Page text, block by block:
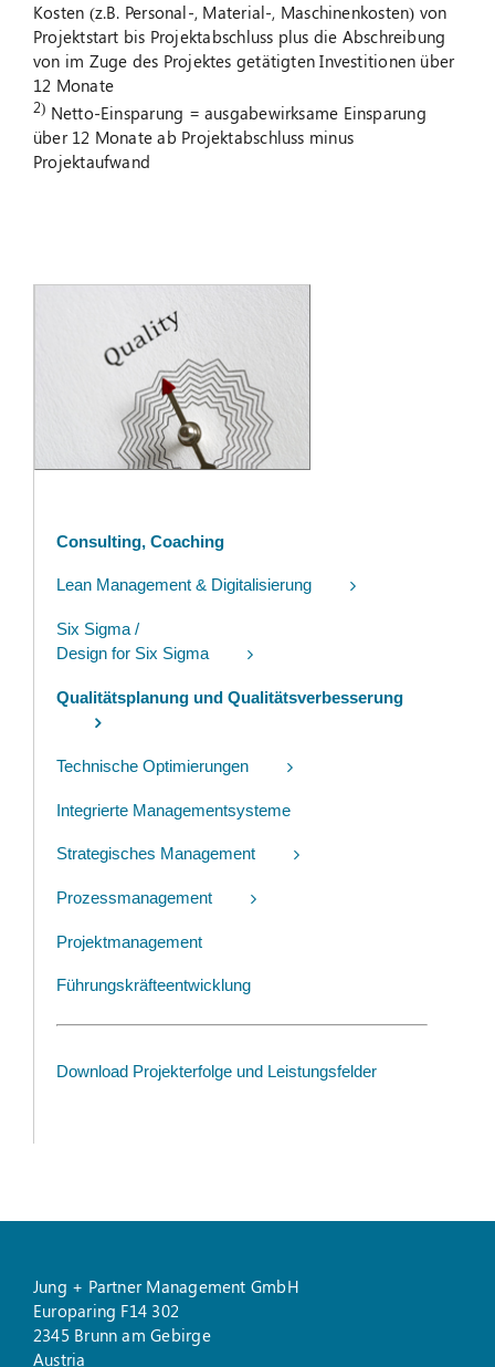
Kosten (z.B. Personal-, Material-, Maschinenkosten) von
Projektstart bis Projektabschluss plus die Abschreibung
von im Zuge des Projektes getätigten Investitionen über
12 Monate
2) Netto-Einsparung = ausgabewirksame Einsparung
über 12 Monate ab Projektabschluss minus
Projektaufwand
Consulting, Coaching
Lean Management & Digitalisierung
Six Sigma /
Design for Six Sigma
Qualitätsplanung und Qualitätsverbesserung
Technische Optimierungen
Integrierte Managementsysteme
Strategisches Management
Prozessmanagement
Projektmanagement
Führungskräfteentwicklung
Download Projekterfolge und Leistungsfelder
Jung + Partner Management GmbH
Europaring F14 302
2345 Brunn am Gebirge
Austria